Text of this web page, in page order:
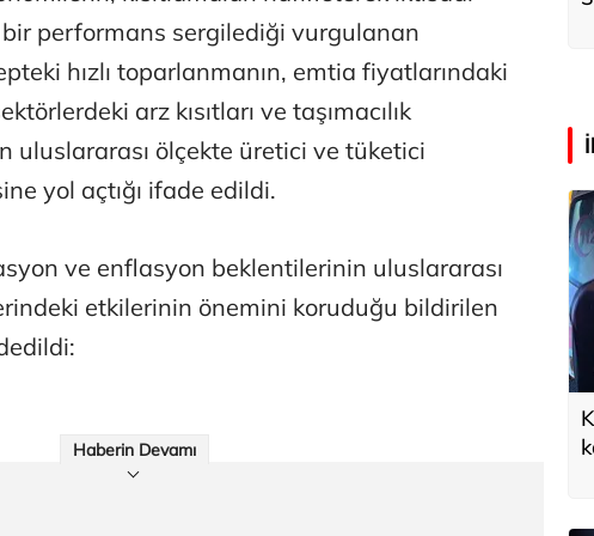
performans sergilediği vurgulanan
hızlı toparlanmanın, emtia fiyatlarındaki
arz kısıtları ve taşımacılık
uluslararası ölçekte üretici ve tüketici
yol açtığı ifade edildi.
ve enflasyon beklentilerinin uluslararası
etkilerinin önemini koruduğu bildirilen
Haberin Devamı